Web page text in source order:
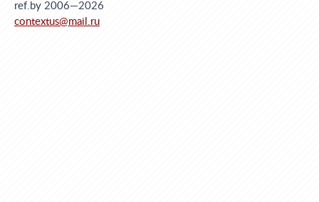
ref.by 2006—2026
contextus@mail.ru